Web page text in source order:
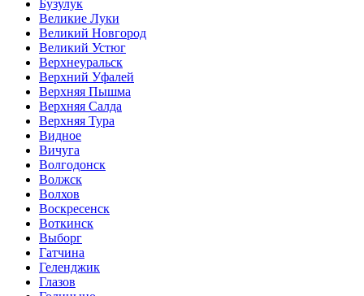
Бузулук
Великие Луки
Великий Новгород
Великий Устюг
Верхнеуральск
Верхний Уфалей
Верхняя Пышма
Верхняя Салда
Верхняя Тура
Видное
Вичуга
Волгодонск
Волжск
Волхов
Воскресенск
Воткинск
Выборг
Гатчина
Геленджик
Глазов